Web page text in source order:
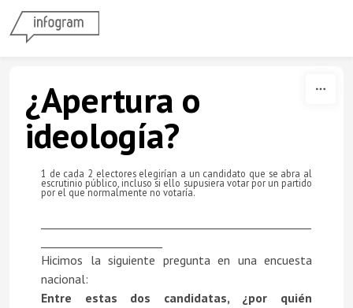
¿Apertura o
ideología?
1 de cada 2 electores elegirían a un candidato que se abra al
escrutinio público, incluso si ello supusiera votar por un partido
por el que normalmente no votaría.
Hicimos la siguiente preguntaen una encuesta
nacional:
Entre estas dos candidatas, ¿por quién